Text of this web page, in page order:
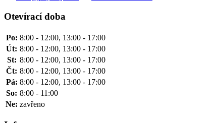
Otevírací doba
Po: 8:00 - 12:00, 13:00 - 17:00
Út: 8:00 - 12:00, 13:00 - 17:00
St: 8:00 - 12:00, 13:00 - 17:00
Čt: 8:00 - 12:00, 13:00 - 17:00
Pá: 8:00 - 12:00, 13:00 - 17:00
So: 8:00 - 11:00
Ne: zavřeno